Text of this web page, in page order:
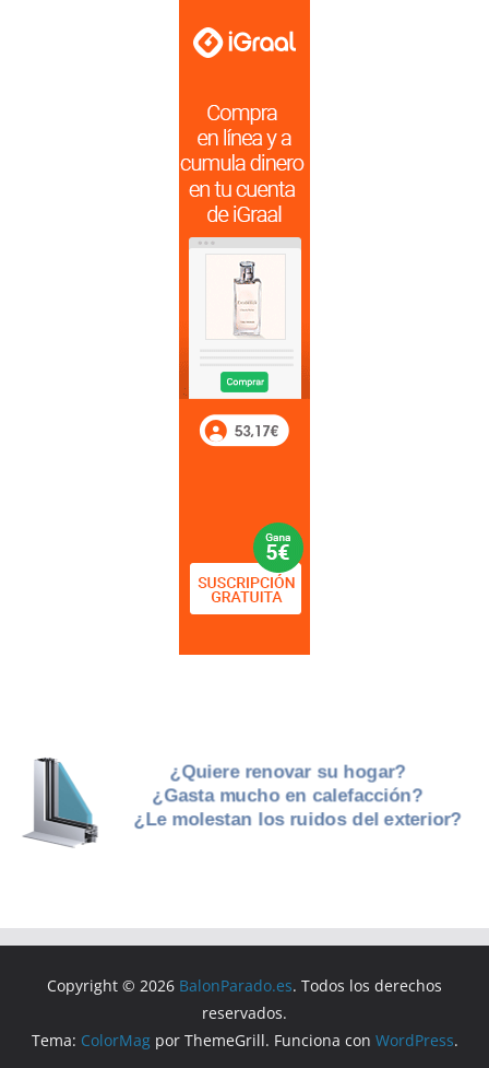
Copyright © 2026 BalonParado.es. Todos los derechos
reservados.
Tema: ColorMagpor ThemeGrill. Funciona con WordPress.